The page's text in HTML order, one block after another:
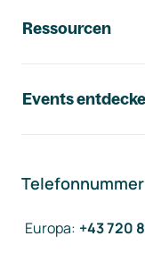
Ressourcen
Events
Telefonnummer
Europa: +43 720